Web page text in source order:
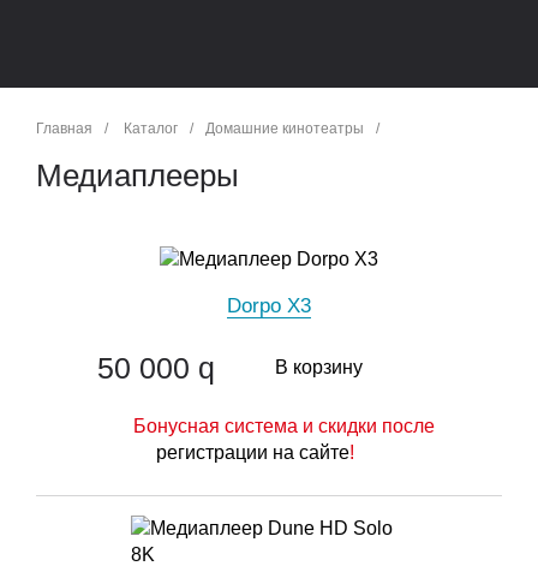
Главная / Каталог / Домашние кинотеатры /
Медиаплееры
Dorpo X3
50 000 q В корзину
Бонусная система и скидки после
регистрации на сайте!